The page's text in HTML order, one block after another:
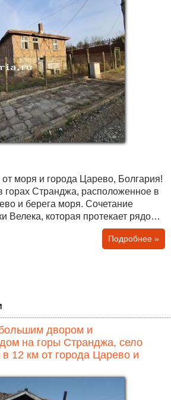
моря и города Царево, Болгария!
моря. Сочетание
Велека, которая протекает рядом с
делают его привлекательным
проживания и
есть несколько магазинов и кафе.
болгар и иностранцев. Дом
Подробнее »
двором и
на горы Странджа, село
12 км от города Царево и